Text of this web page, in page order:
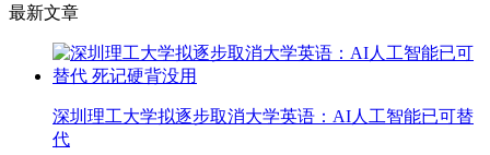
最新文章
深圳理工大学拟逐步取消大学英语：AI人工智能已可替
代